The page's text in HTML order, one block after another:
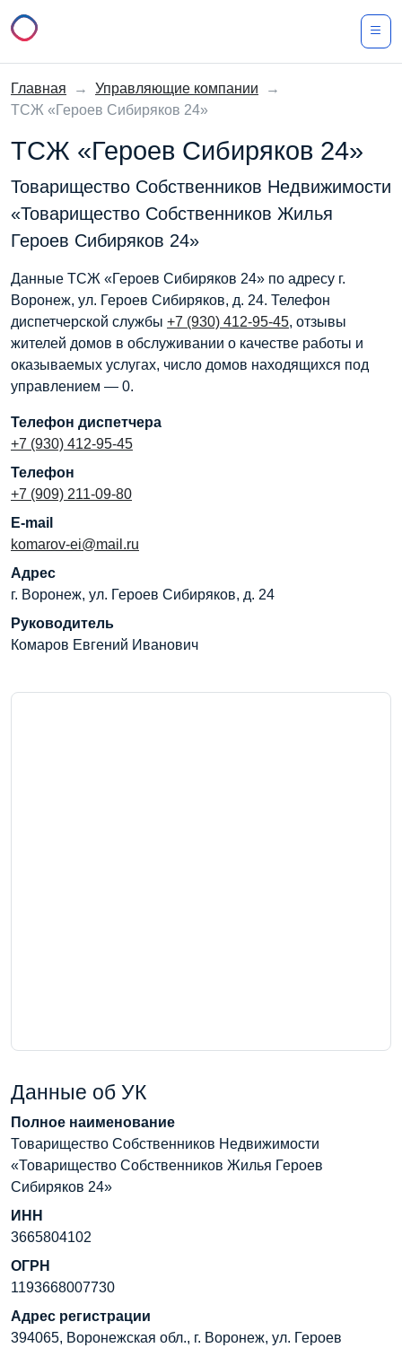
Главная → Управляющие компании
→
ТСЖ «Героев Сибиряков 24»
ТСЖ «Героев Сибиряков 24»
Товарищество Собственников Недвижимости
«Товарищество Собственников Жилья
Героев Сибиряков 24»
Данные ТСЖ «Героев Сибиряков 24» по адресу г.
Воронеж, ул. Героев Сибиряков, д. 24. Телефон
диспетчерской службы +7 (930) 412-95-45, отзывы
жителей домов в обслуживании о качестве работы и
оказываемых услугах, число домов находящихся под
управлением — 0.
Телефон диспетчера
+7 (930) 412-95-45
Телефон
+7 (909) 211-09-80
E-mail
komarov-ei@mail.ru
Адрес
г. Воронеж, ул. Героев Сибиряков, д. 24
Руководитель
Комаров Евгений Иванович
Данные об УК
Полное наименование
Товарищество Собственников Недвижимости
«Товарищество Собственников Жилья Героев
Сибиряков 24»
ИНН
3665804102
ОГРН
1193668007730
Адрес регистрации
394065, Воронежская обл., г. Воронеж, ул. Героев